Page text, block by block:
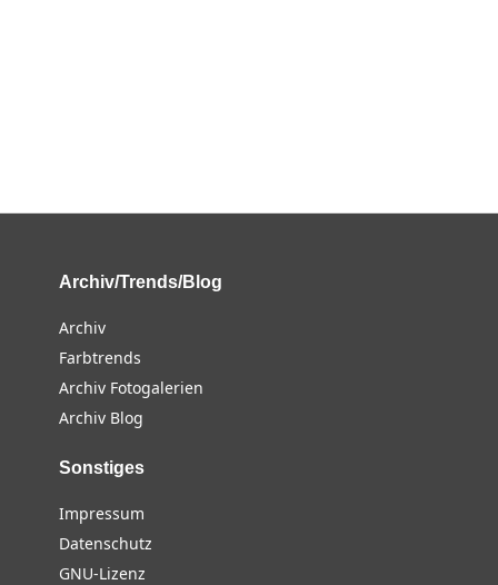
Archiv/Trends/Blog
Archiv
Farbtrends
Archiv Fotogalerien
Archiv Blog
Sonstiges
Impressum
Datenschutz
GNU-Lizenz